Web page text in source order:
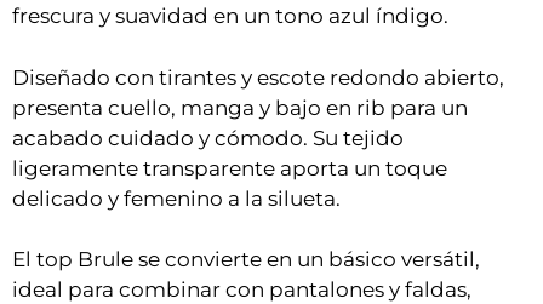
frescura y suavidad en un tono azul índigo.
Diseñado con tirantes y escote redondo abierto,
presenta cuello, manga y bajo en rib para un
acabado cuidado y cómodo. Su tejido
ligeramente transparente aporta un toque
delicado y femenino a la silueta.
El top Brule se convierte en un básico versátil,
ideal para combinar con pantalones y faldas,